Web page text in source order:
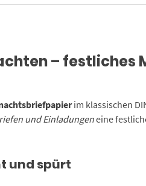
–
im klassischen
und Einladungeneine
und spürt